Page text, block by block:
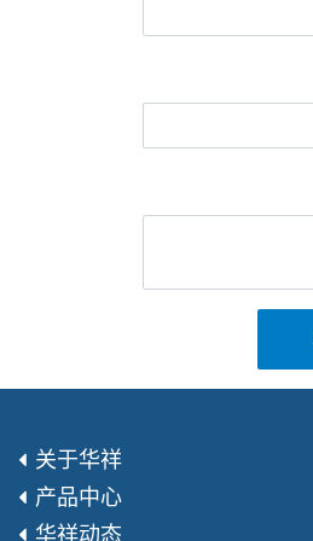
关于华祥
产品中心